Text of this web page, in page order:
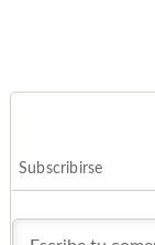
Subscribirse